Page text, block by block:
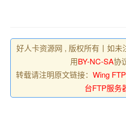
好人卡资源网 , 版权所有丨如
用BY-NC-SA协
转载请注明原文链接： Wing
台FTP服务